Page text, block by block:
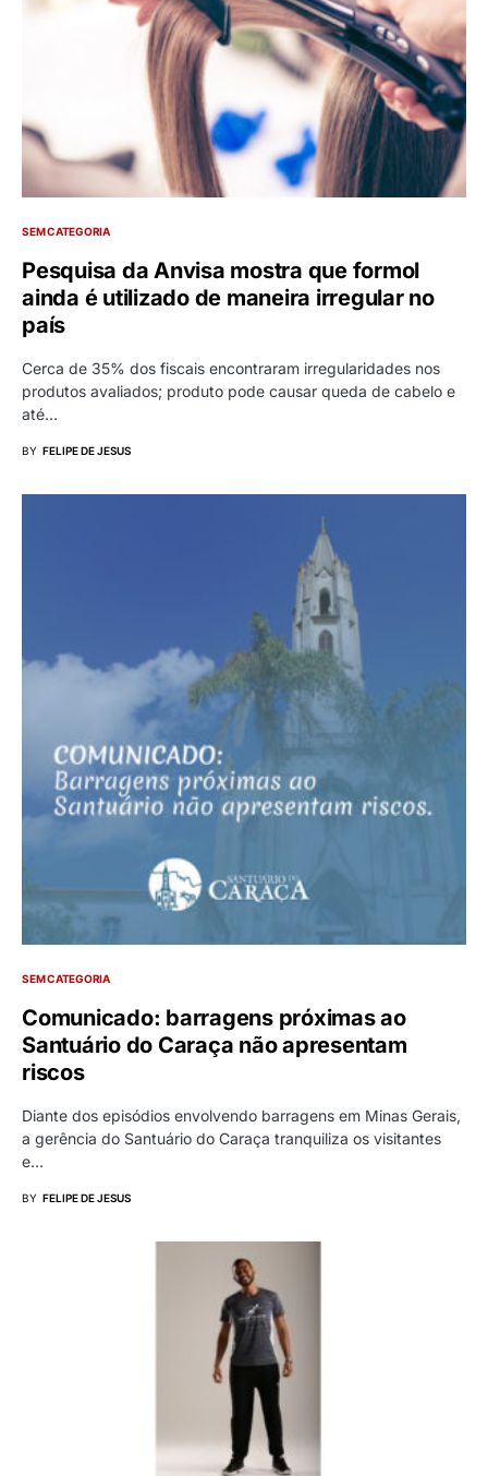
SEM CATEGORIA
Pesquisa da Anvisa mostra que formol
ainda é utilizado de maneira irregular no
país
Cerca de 35% dos fiscais encontraram irregularidades nos
produtos avaliados; produto pode causar queda de cabelo e
até…
BY FELIPE DE JESUS
SEM CATEGORIA
Comunicado: barragens próximas ao
Santuário do Caraça não apresentam
riscos
Diante dos episódios envolvendo barragens em Minas Gerais,
a gerência do Santuário do Caraça tranquiliza os visitantes
e…
BY FELIPE DE JESUS